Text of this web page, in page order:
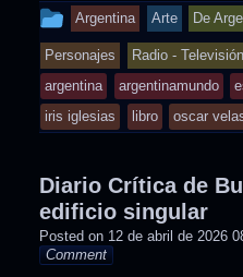
This
entry
was
posted
in
Argentina Arte De
Personajes Radio -
argentina argentinamundo
iris iglesias
libro oscar
Diario Crítica de
edificio singular
Posted on 12 de abril de 2026
Comment